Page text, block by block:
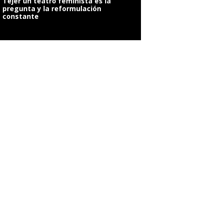
pregunta y la reformulación
constante